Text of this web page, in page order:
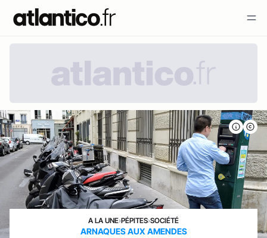
A LA UNE›PÉPITES›SOCIÉTÉ
ARNAQUES AUX AMENDES